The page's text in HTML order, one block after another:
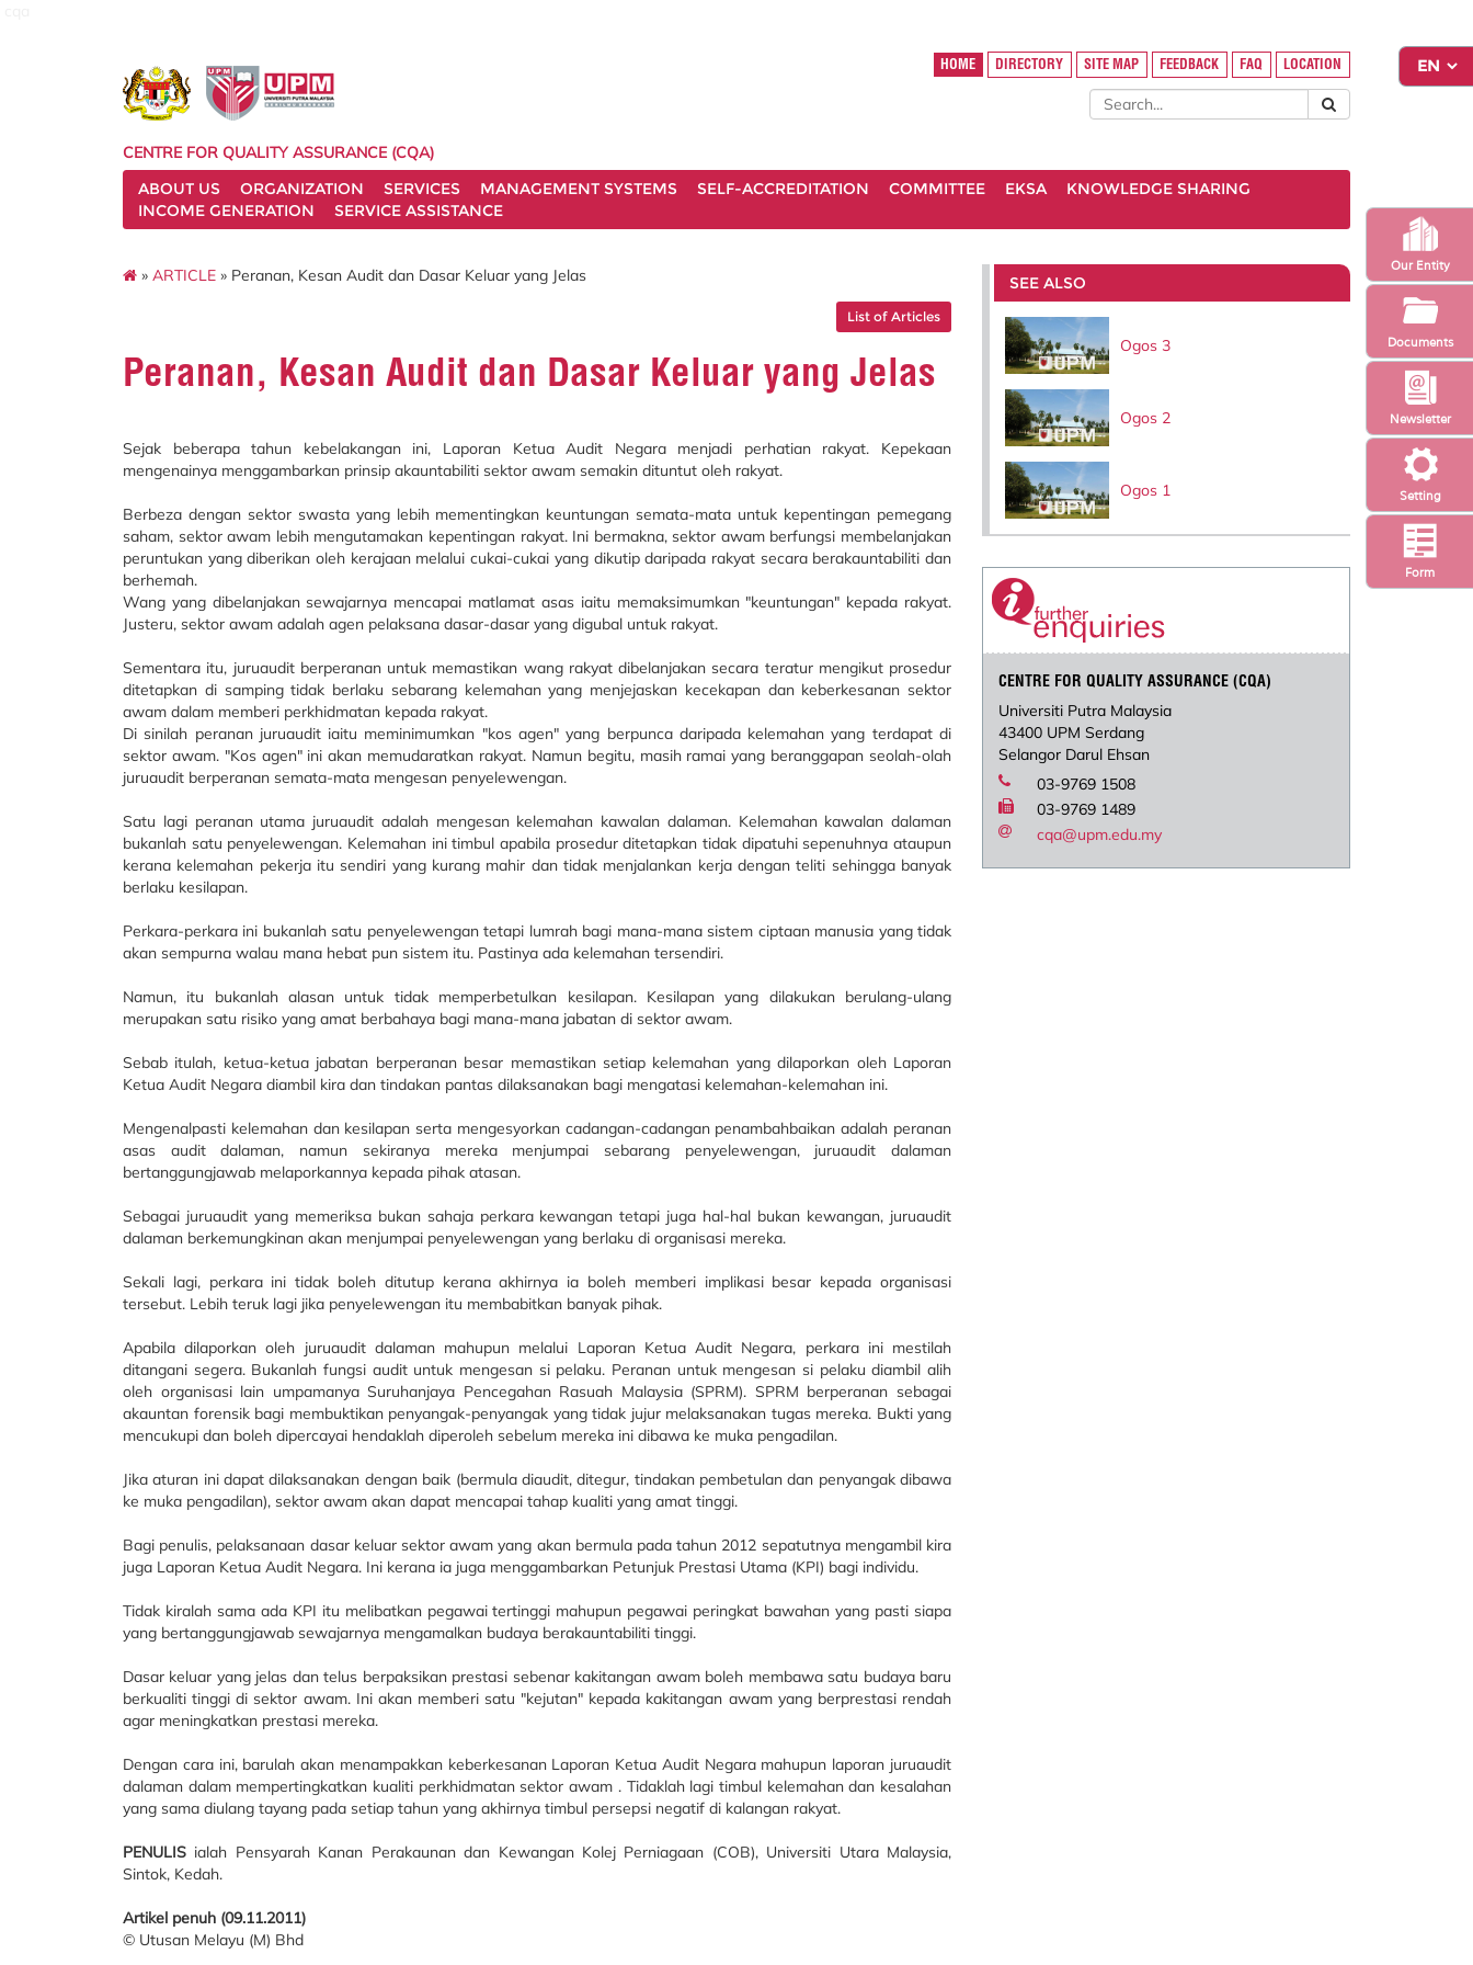
Setting
Newsletter
Form
Our Entity
Documents
HOME DIRECTORY SITE MAP FEEDBACK FAQ LOCATION
CENTRE FOR QUALITY ASSURANCE (CQA)
ABOUT US
ORGANIZATION SERVICES MANAGEMENT SYSTEMS SELF-ACCREDITATION COMMITTEE EKSA
KNOWLEDGE SHARING
INCOME GENERATION
SERVICE ASSISTANCE
» ARTICLE » Peranan, Kesan Audit dan Dasar Keluar yang Jelas
List of Articles
Peranan, Kesan Audit dan Dasar Keluar yang Jelas
Sejak beberapa tahun kebelakangan ini, Laporan Ketua Audit Negara menjadi perhatian rakyat. Kepekaan
mengenainya menggambarkan prinsip akauntabiliti sektor awam semakin dituntut oleh rakyat.
Berbeza dengan sektor swasta yang lebih mementingkan keuntungan semata-mata untuk kepentingan pemegang
saham, sektor awam lebih mengutamakan kepentingan rakyat. Ini bermakna, sektor awam berfungsi membelanjakan
peruntukan yang diberikan oleh kerajaan melalui cukai-cukai yang dikutip daripada rakyat secara berakauntabiliti dan
berhemah.
Wang yang dibelanjakan sewajarnya mencapai matlamat asas iaitu memaksimumkan "keuntungan" kepada rakyat.
Justeru, sektor awam adalah agen pelaksana dasar-dasar yang digubal untuk rakyat.
Sementara itu, juruaudit berperanan untuk memastikan wang rakyat dibelanjakan secara teratur mengikut prosedur
ditetapkan di samping tidak berlaku sebarang kelemahan yang menjejaskan kecekapan dan keberkesanan sektor
awam dalam memberi perkhidmatan kepada rakyat.
Di sinilah peranan juruaudit iaitu meminimumkan "kos agen" yang berpunca daripada kelemahan yang terdapat di
sektor awam. "Kos agen" ini akan memudaratkan rakyat. Namun begitu, masih ramai yang beranggapan seolah-olah
juruaudit berperanan semata-mata mengesan penyelewengan.
Satu lagi peranan utama juruaudit adalah mengesan kelemahan kawalan dalaman. Kelemahan kawalan dalaman
bukanlah satu penyelewengan. Kelemahan ini timbul apabila prosedur ditetapkan tidak dipatuhi sepenuhnya ataupun
kerana kelemahan pekerja itu sendiri yang kurang mahir dan tidak menjalankan kerja dengan teliti sehingga banyak
berlaku kesilapan.
Perkara-perkara ini bukanlah satu penyelewengan tetapi lumrah bagi mana-mana sistem ciptaan manusia yang tidak
akan sempurna walau mana hebat pun sistem itu. Pastinya ada kelemahan tersendiri.
Namun, itu bukanlah alasan untuk tidak memperbetulkan kesilapan. Kesilapan yang dilakukan berulang-ulang
merupakan satu risiko yang amat berbahaya bagi mana-mana jabatan di sektor awam.
Sebab itulah, ketua-ketua jabatan berperanan besar memastikan setiap kelemahan yang dilaporkan oleh Laporan
Ketua Audit Negara diambil kira dan tindakan pantas dilaksanakan bagi mengatasi kelemahan-kelemahan ini.
Mengenalpasti kelemahan dan kesilapan serta mengesyorkan cadangan-cadangan penambahbaikan adalah peranan
asas audit dalaman, namun sekiranya mereka menjumpai sebarang penyelewengan, juruaudit dalaman
bertanggungjawab melaporkannya kepada pihak atasan.
Sebagai juruaudit yang memeriksa bukan sahaja perkara kewangan tetapi juga hal-hal bukan kewangan, juruaudit
dalaman berkemungkinan akan menjumpai penyelewengan yang berlaku di organisasi mereka.
Sekali lagi, perkara ini tidak boleh ditutup kerana akhirnya ia boleh memberi implikasi besar kepada organisasi
tersebut. Lebih teruk lagi jika penyelewengan itu membabitkan banyak pihak.
Apabila dilaporkan oleh juruaudit dalaman mahupun melalui Laporan Ketua Audit Negara, perkara ini mestilah
ditangani segera. Bukanlah fungsi audit untuk mengesan si pelaku. Peranan untuk mengesan si pelaku diambil alih
oleh organisasi lain umpamanya Suruhanjaya Pencegahan Rasuah Malaysia (SPRM). SPRM berperanan sebagai
akauntan forensik bagi membuktikan penyangak-penyangak yang tidak jujur melaksanakan tugas mereka. Bukti yang
mencukupi dan boleh dipercayai hendaklah diperoleh sebelum mereka ini dibawa ke muka pengadilan.
Jika aturan ini dapat dilaksanakan dengan baik (bermula diaudit, ditegur, tindakan pembetulan dan penyangak dibawa
ke muka pengadilan), sektor awam akan dapat mencapai tahap kualiti yang amat tinggi.
Bagi penulis, pelaksanaan dasar keluar sektor awam yang akan bermula pada tahun 2012 sepatutnya mengambil kira
juga Laporan Ketua Audit Negara. Ini kerana ia juga menggambarkan Petunjuk Prestasi Utama (KPI) bagi individu.
Tidak kiralah sama ada KPI itu melibatkan pegawai tertinggi mahupun pegawai peringkat bawahan yang pasti siapa
yang bertanggungjawab sewajarnya mengamalkan budaya berakauntabiliti tinggi.
Dasar keluar yang jelas dan telus berpaksikan prestasi sebenar kakitangan awam boleh membawa satu budaya baru
berkualiti tinggi di sektor awam. Ini akan memberi satu "kejutan" kepada kakitangan awam yang berprestasi rendah
agar meningkatkan prestasi mereka.
Dengan cara ini, barulah akan menampakkan keberkesanan Laporan Ketua Audit Negara mahupun laporan juruaudit
dalaman dalam mempertingkatkan kualiti perkhidmatan sektor awam . Tidaklah lagi timbul kelemahan dan kesalahan
yang sama diulang tayang pada setiap tahun yang akhirnya timbul persepsi negatif di kalangan rakyat.
PENULIS ialah Pensyarah Kanan Perakaunan dan Kewangan Kolej Perniagaan (COB), Universiti Utara Malaysia,
Sintok, Kedah.
Artikel penuh (09.11.2011)
© Utusan Melayu (M) Bhd
SEE ALSO
Ogos 3
Ogos 2
Ogos 1
CENTRE FOR QUALITY ASSURANCE (CQA)
Universiti Putra Malaysia
43400 UPM Serdang
Selangor Darul Ehsan
03-9769 1508
03-9769 1489
cqa@upm.edu.my